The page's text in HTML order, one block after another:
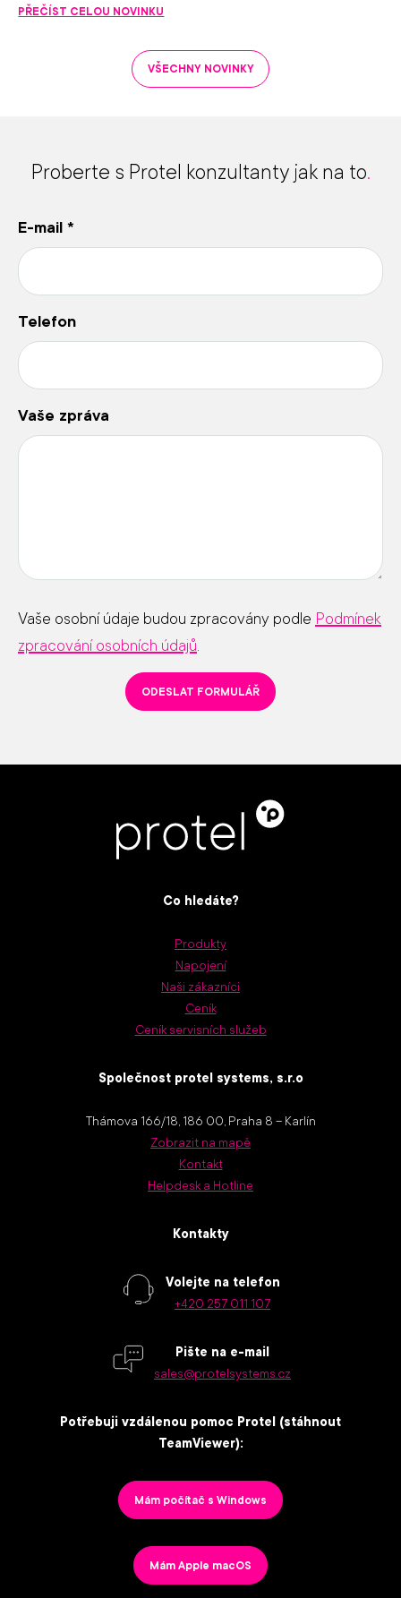
PŘEČÍST CELOU NOVINKU
VŠECHNY NOVINKY
Proberte s Protel konzultanty jak na to.
E-mail *
Telefon
Vaše zpráva
Vaše osobní údaje budou zpracovány podle Podmínek
zpracování osobních údajů.
ODESLAT FORMULÁŘ
Co hledáte?
Produkty
Napojení
Naši zákazníci
Ceník
Ceník servisních služeb
Společnost protel systems, s.r.o
Thámova 166/18, 186 00, Praha 8 – Karlín
Zobrazit na mapě
Kontakt
Helpdesk a Hotline
Kontakty
Volejte na telefon
+420 257 011 107
Pište na e-mail
sales@protelsystems.cz
Potřebuji vzdálenou pomoc Protel (stáhnout
TeamViewer):
Mám počítač s Windows
Mám Apple macOS